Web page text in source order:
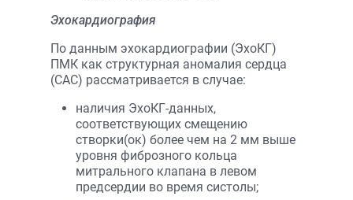
Эхокардиография
По данным эхокардиографии (ЭхоКГ)
ПМК как структурная аномалия сердца
(САС) рассматривается в случае:
наличия ЭхоКГ-данных,
соответствующих смещению
створки(ок) более чем на 2 мм выше
уровня фиброзного кольца
митрального клапана в левом
предсердии во время систолы;